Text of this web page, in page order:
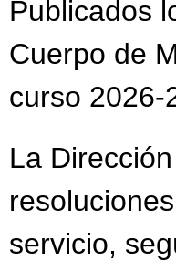
Publicados
Cuerpo de
curso 2026-
La
servicio,